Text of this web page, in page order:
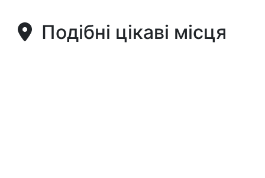
Подібні цікаві місця